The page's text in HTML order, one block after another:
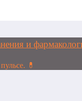
и
💊